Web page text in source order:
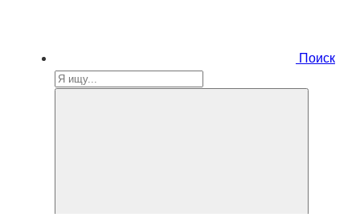
Поиск